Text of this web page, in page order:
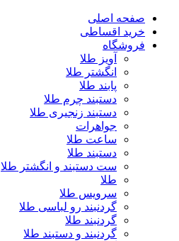
صفحه اصلی
خرید اقساطی
فروشگاه
آویز طلا
انگشتر طلا
پابند طلا
دستبند چرم طلا
دستبند زنجیری طلا
جواهرات
ساعت طلا
دستبند طلا
ست دستبند و انگشتر طلا
طلا
سرویس طلا
گردنبند رو لباسی طلا
گردنبند طلا
گردنبند و دستبند طلا